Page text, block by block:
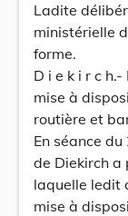
Ladite
ministérielle
forme.
D i e k i r c
mise à
routière et
En séance
de Diekirch a
laquelle ledit
mise à